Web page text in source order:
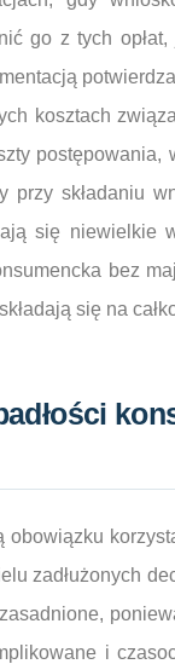
go z tych
kosztach
przy składaniu
się niewielkie
bez
się na
zadłużonych
i